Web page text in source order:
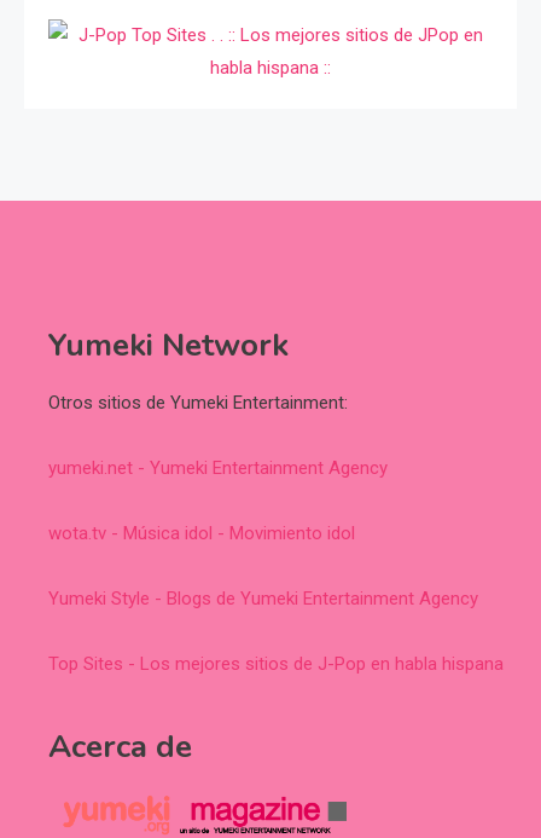
Yumeki Network
Otros sitios de Yumeki Entertainment:
yumeki.net - Yumeki Entertainment Agency
wota.tv - Música idol - Movimiento idol
Yumeki Style - Blogs de Yumeki Entertainment Agency
Top Sites - Los mejores sitios de J-Pop en habla hispana
Acerca de